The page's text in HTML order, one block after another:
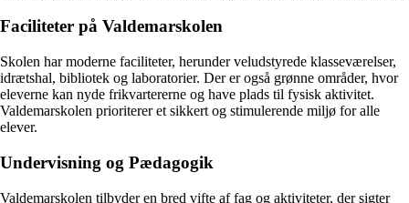
Faciliteter på Valdemarskolen
Skolen har moderne faciliteter, herunder veludstyrede klasseværelser,
idrætshal, bibliotek og laboratorier. Der er også grønne områder, hvor
eleverne kan nyde frikvartererne og have plads til fysisk aktivitet.
Valdemarskolen prioriterer et sikkert og stimulerende miljø for alle
elever.
Undervisning og Pædagogik
Valdemarskolen tilbyder en bred vifte af fag og aktiviteter, der sigter